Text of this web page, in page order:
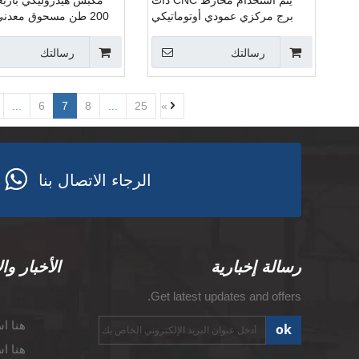
200 طن مسحوق
الضغطرسالتك
برج مركزي عمودي أوتوماتيكي
رسالتك
6 7 8 25 »
الرجاء الاتصال بنا
الأخبار
هنا
هنا
رسالة إخبارية
Get latest updates and offers.
ok